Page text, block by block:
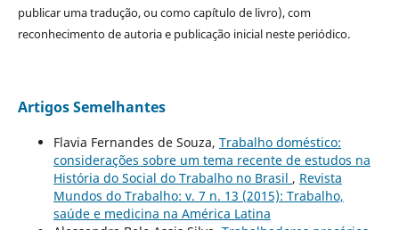
publicar uma tradução, ou como capítulo de livro), com
reconhecimento de autoria e publicação inicial neste periódico.
Artigos Semelhantes
Flavia Fernandes de Souza, Trabalho doméstico:
considerações sobre um tema recente de estudos na
História do Social do Trabalho no Brasil , Revista
Mundos do Trabalho: v. 7 n. 13 (2015): Trabalho,
saúde e medicina na América Latina